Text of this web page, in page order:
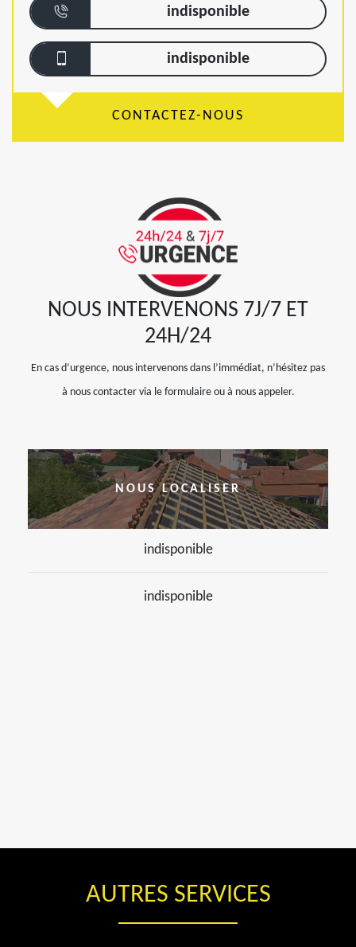
indisponible
indisponible
CONTACTEZ-NOUS
NOUS INTERVENONS 7J/7 ET
24H/24
En cas d’urgence, nous intervenons dans l’immédiat, n’hésitez pas
à nous contacter via le formulaire ou à nous appeler.
NOUS LOCALISER
indisponible
indisponible
AUTRES SERVICES